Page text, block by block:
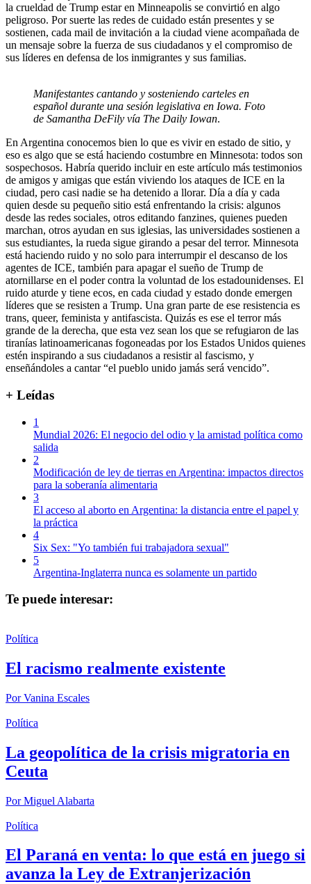
la crueldad de Trump estar en Minneapolis se convirtió en algo
peligroso. Por suerte las redes de cuidado están presentes y se
sostienen, cada mail de invitación a la ciudad viene acompañada de
un mensaje sobre la fuerza de sus ciudadanos y el compromiso de
sus líderes en defensa de los inmigrantes y sus familias.
Manifestantes cantando y sosteniendo carteles en
español durante una sesión legislativa en Iowa. Foto
de Samantha DeFily vía The Daily Iowan.
En Argentina conocemos bien lo que es vivir en estado de sitio, y
eso es algo que se está haciendo costumbre en Minnesota: todos son
sospechosos. Habría querido incluir en este artículo más testimonios
de amigos y amigas que están viviendo los ataques de ICE en la
ciudad, pero casi nadie se ha detenido a llorar. Día a día y cada
quien desde su pequeño sitio está enfrentando la crisis: algunos
desde las redes sociales, otros editando fanzines, quienes pueden
marchan, otros ayudan en sus iglesias, las universidades sostienen a
sus estudiantes, la rueda sigue girando a pesar del terror. Minnesota
está haciendo ruido y no solo para interrumpir el descanso de los
agentes de ICE, también para apagar el sueño de Trump de
atornillarse en el poder contra la voluntad de los estadounidenses. El
ruido aturde y tiene ecos, en cada ciudad y estado donde emergen
líderes que se resisten a Trump. Una gran parte de ese resistencia es
trans, queer, feminista y antifascista. Quizás es ese el terror más
grande de la derecha, que esta vez sean los que se refugiaron de las
tiranías latinoamericanas fogoneadas por los Estados Unidos quienes
estén inspirando a sus ciudadanos a resistir al fascismo, y
enseñándoles a cantar “el pueblo unido jamás será vencido”.
+ Leídas
1
Mundial 2026: El negocio del odio y la amistad política como
salida
2
Modificación de ley de tierras en Argentina: impactos directos
para la soberanía alimentaria
3
El acceso al aborto en Argentina: la distancia entre el papel y
la práctica
4
Six Sex: "Yo también fui trabajadora sexual"
5
Argentina-Inglaterra nunca es solamente un partido
Te puede interesar:
Política
El racismo realmente existente
PorVanina Escales
Política
La geopolítica de la crisis migratoria en
Ceuta
PorMiguel Alabarta
Política
El Paraná en venta: lo que está en juego si
avanza la Ley de Extranjerización